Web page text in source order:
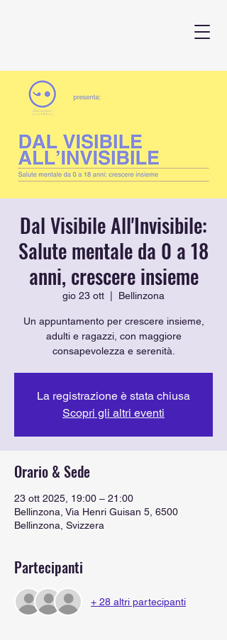
Dal Visibile All'Invisibile:
Salute mentale da 0 a 18
anni, crescere insieme
gio 23 ott Bellinzona
Un appuntamento per crescere insieme,
adulti e ragazzi, con maggiore
consapevolezza e serenità.
La registrazione è stata chiusa
Scopri gli altri eventi
Orario & Sede
23 ott 2025, 19:00 – 21:00
Bellinzona, Via Henri Guisan 5, 6500
Bellinzona, Svizzera
Partecipanti
+ 28 altri partecipanti